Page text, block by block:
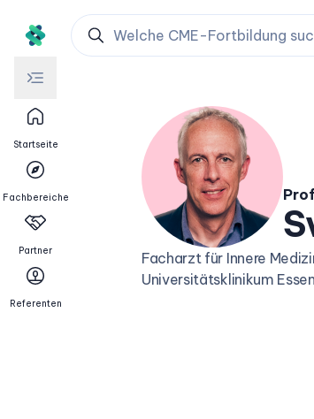
Startseite
Fachbereiche
Partner
Referenten
Facharzt für Innere
Universitätsklinikum Essen